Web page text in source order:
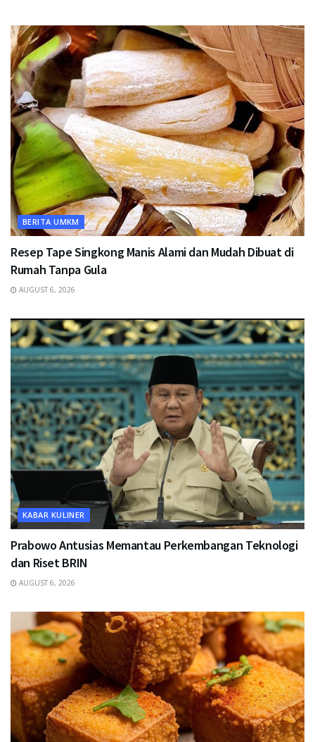
BERITA UMKM
Resep Tape Singkong Manis Alami dan Mudah Dibuat di
Rumah Tanpa Gula
AUGUST 6, 2026
KABAR KULINER
Prabowo Antusias Memantau Perkembangan Teknologi
dan Riset BRIN
AUGUST 6, 2026